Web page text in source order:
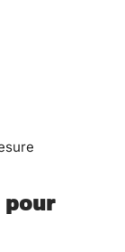
pour